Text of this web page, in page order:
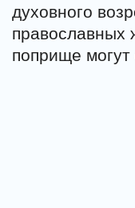
духовного
православных
поприще